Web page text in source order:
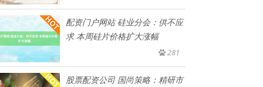
配资门户网站 硅业分会：供不应
求 本周硅片价格扩大涨幅
281
股票配资公司 国尚策略：精研市